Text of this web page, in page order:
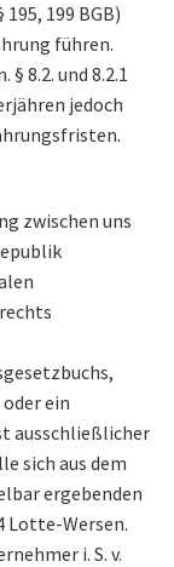
199 BGB)
führen.
8.2. und 8.2.1
jedoch
zwischen uns
ein
ausschließlicher
sich aus dem
ergebenden
Lotte-Wersen.
i. S. v.